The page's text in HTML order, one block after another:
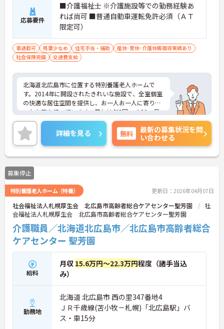
応募要件
■介護福祉士 ※介護施設等での勤務経験あ
れば尚可 ■普通自動車運転免許必須（ＡＴ
限定可）
車通勤可 残業少なめ 住宅手当・補助
産休･育休･介護休暇取得実績あり
社会保険完備
交通費支給
北海道北広島市に位置する特別養護老人ホームで
す。2014年に開設されたきれいな施設で、全室個室
の快適な居住空間を提供し、お一人お一人に寄り添
ったケアを行っています。賞与は年3回、 4.30ヶ月
の支給実積もあり、頑張りがしっかりとお給与に反
映されることも魅力です。ご興味のある方には、面
接対策ポイントなど、さらに詳細をお話しいたしま
すのでお気軽にご相談ください！
詳細を見る 無料
最新の募集状況を問
い合わせる
募集停止
特別養護老人ホーム（特養） 更新日：2026年04月07日
社会福祉法人札幌厚生会 北広島市高齢者総合ケアセンター聖芳園
社
会福祉法人札幌厚生会 北広島市高齢者総合ケアセンター聖芳園
介護職員／北海道北広島市／北広島市高齢者総合
ケアセンター 聖芳園
給料
月収 15.6万円～22.3万円程度（諸手当込
み）
勤務地
北海道 北広島市 西の里347番地4
ＪＲ千歳線(苫小牧－札幌)「北広島駅」バ
ス・車15分